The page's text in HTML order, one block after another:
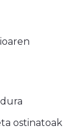
ostinatoak